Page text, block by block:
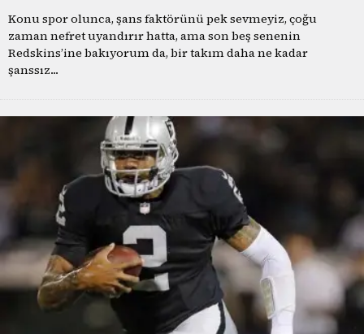
Konu spor olunca, şans faktörünü pek sevmeyiz, çoğu
zaman nefret uyandırır hatta, ama son beş senenin
Redskins’ine bakıyorum da, bir takım daha ne kadar
şanssız...